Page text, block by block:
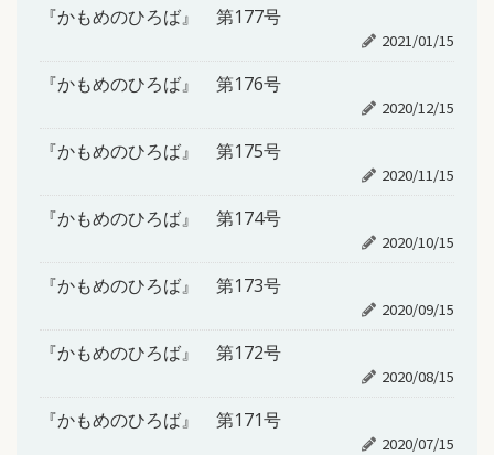
『かもめのひろば』 第177号
2021/01/15
『かもめのひろば』 第176号
2020/12/15
『かもめのひろば』 第175号
2020/11/15
『かもめのひろば』 第174号
2020/10/15
『かもめのひろば』 第173号
2020/09/15
『かもめのひろば』 第172号
2020/08/15
『かもめのひろば』 第171号
2020/07/15